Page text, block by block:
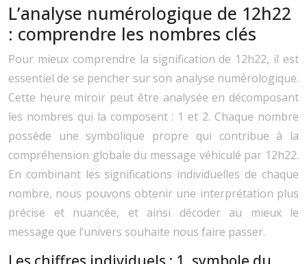
L’analyse numérologique de 12h22
: comprendre les nombres clés
Pour mieux comprendre la signification de 12h22, il est
essentiel de se pencher sur son analyse numérologique.
Cette heure miroir peut être analysée en décomposant
les nombres qui la composent : 1 et 2. Chaque nombre
possède une symbolique propre qui contribue à la
compréhension globale du message véhiculé par 12h22.
En combinant les significations individuelles de chaque
nombre, nous pouvons obtenir une interprétation plus
précise et nuancée, et ainsi décoder au mieux le
message que l’univers souhaite nous faire passer.